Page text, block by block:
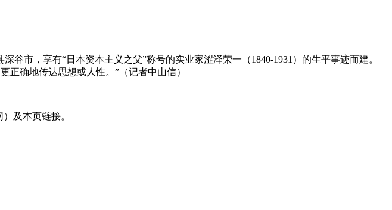
市，享有“日本资本主义之父”称号的实业家涩泽荣一（1840-1931）的生平事迹而建。
正确地传达思想或人性。”（记者中山信）
及本页链接。